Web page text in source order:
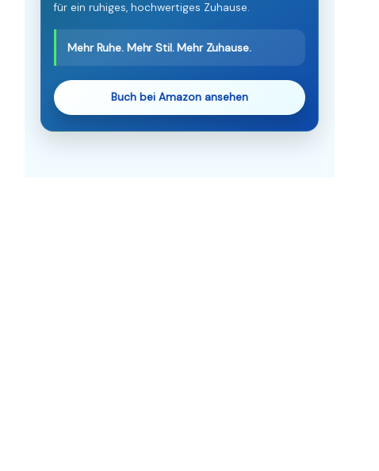
für ein ruhiges, hochwertiges Zuhause.
Mehr Ruhe. Mehr Stil. Mehr Zuhause.
Buch bei Amazon ansehen